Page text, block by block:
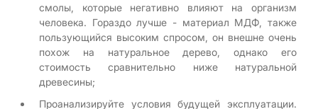
смолы, которые негативно влияют на организм
человека. Гораздо лучше - материал МДФ, также
пользующийся высоким спросом, он внешне очень
похож на натуральное дерево, однако его
стоимость сравнительно ниже натуральной
древесины;
Проанализируйте условия будущей эксплуатации.